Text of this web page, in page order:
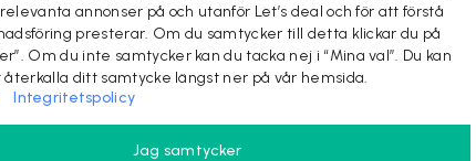
annonser på och utanför Let’s deal och för att förstå
presterar. Om du samtycker till detta klickar du på
Om du inte samtycker kan du tacka nej i “Mina val”. Du kan
återkalla ditt samtycke längst ner på vår hemsida.
Integritetspolicy
Jag samtycker